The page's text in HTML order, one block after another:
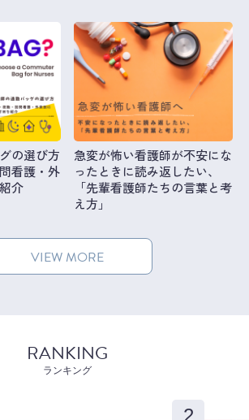
の選び方
看護・外
介
急変が怖い看護師が不安にな
ったときに読み返したい、
「先輩看護師たちの言葉と考
え方」
VIEW MORE
RANKING
ランキング